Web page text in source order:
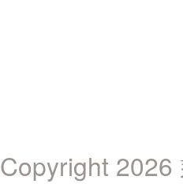
Copyright 2026